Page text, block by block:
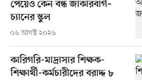
পেয়েও কেন বন্ধ জাকারবার্গ–
চ্যানের স্কুল
০৬ আগস্ট ২০২৬
কারিগরি-মাদ্রাসার শিক্ষক-
শিক্ষার্থী-কর্মচারীদের বরাদ্দ ৮